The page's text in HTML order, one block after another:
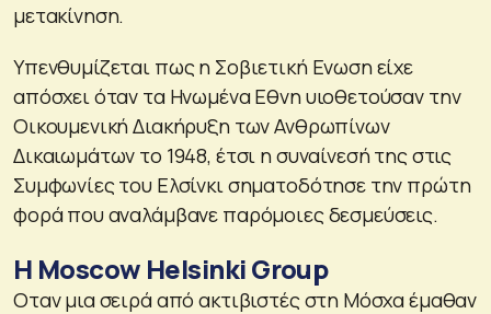
μετακίνηση.
Υπενθυμίζεται πως η Σοβιετική Ενωση είχε
απόσχει όταν τα Ηνωμένα Εθνη υιοθετούσαν την
Οικουμενική Διακήρυξη των Ανθρωπίνων
Δικαιωμάτων το 1948, έτσι η συναίνεσή της στις
Συμφωνίες του Ελσίνκι σηματοδότησε την πρώτη
φορά που αναλάμβανε παρόμοιες δεσμεύσεις.
Η Moscow Helsinki Group
Οταν μια σειρά από ακτιβιστές στη Μόσχα έμαθαν